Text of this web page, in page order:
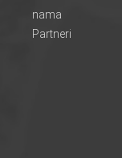
nama
Partneri